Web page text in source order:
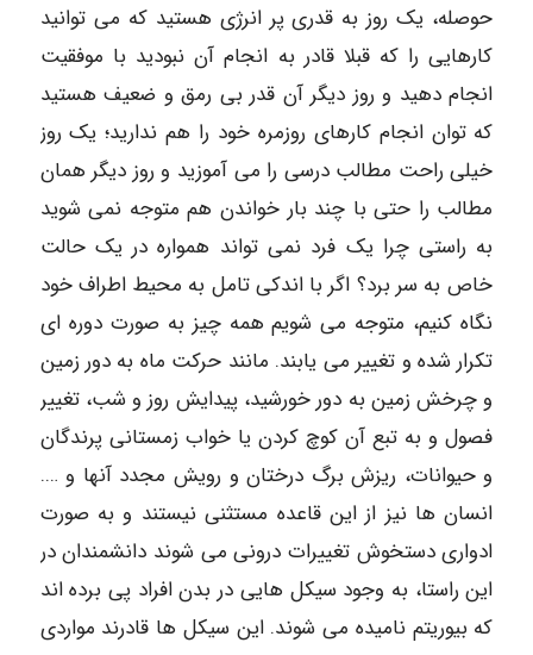
حوصله، یک روز به قدری پر انرژی هستید که می توانید
کارهایی را که قبلا قادر به انجام آن نبودید با موفقیت
انجام دهید و روز دیگر آن قدر بی رمق و ضعیف هستید
که توان انجام کارهای روزمره خود را هم ندارید؛ یک روز
خیلی راحت مطالب درسی را می آموزید و روز دیگر همان
مطالب را حتی با چند بار خواندن هم متوجه نمی شوید
به راستی چرا یک فرد نمی تواند همواره در یک حالت
خاص به سر برد؟ اگر با اندکی تامل به محیط اطراف خود
نگاه کنیم، متوجه می شویم همه چیز به صورت دوره ای
تکرار شده و تغییر می یابند. مانند حرکت ماه به دور زمین
و چرخش زمین به دور خورشید، پیدایش روز و شب، تغییر
فصول و به تبع آن کوچ کردن یا خواب زمستانی پرندگان
و حیوانات، ریزش برگ درختان و رویش مجدد آنها و ….
انسان ها نیز از این قاعده مستثنی نیستند و به صورت
ادواری دستخوش تغییرات درونی می شوند دانشمندان در
این راستا، به وجود سیکل هایی در بدن افراد پی برده اند
که بیوریتم نامیده می شوند. این سیکل ها قادرند مواردی